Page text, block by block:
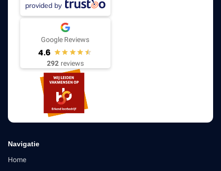
provided by
Google Reviews
4.6
292 reviews
Navigatie
Home